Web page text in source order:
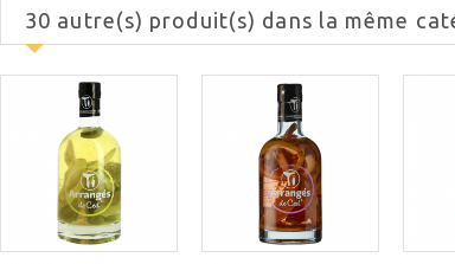
30 autre(s) produit(s) dans la même